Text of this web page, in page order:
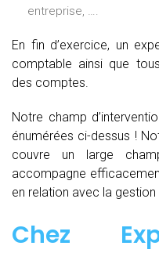
entreprise, ….
En fin d’exercice, un
comptable ainsi que
des comptes.
Notre champ
énumérées ci-dessus !
couvre un large
accompagne
en relation avec la
Chez